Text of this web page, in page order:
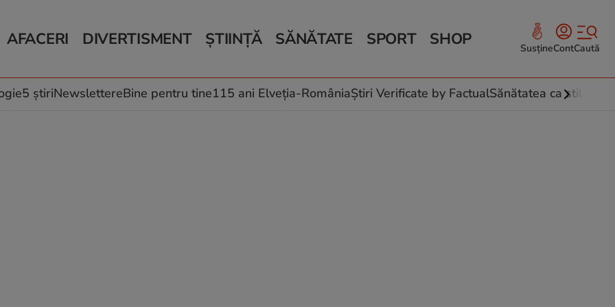
AFACERI
Auto
Locuri de muncă
DIVERTISMENT
Horoscop
Muzică și Filme
ȘTIINȚĂ
Schimbări climatice
SĂNĂTATE
Relații
Rețete culinare
SPORT SHOP SusțineContCaută
5 știriNewslettereBine pentru tine115 ani Elveția-RomâniaȘtiri Verificate by FactualSănătatea ca stil de